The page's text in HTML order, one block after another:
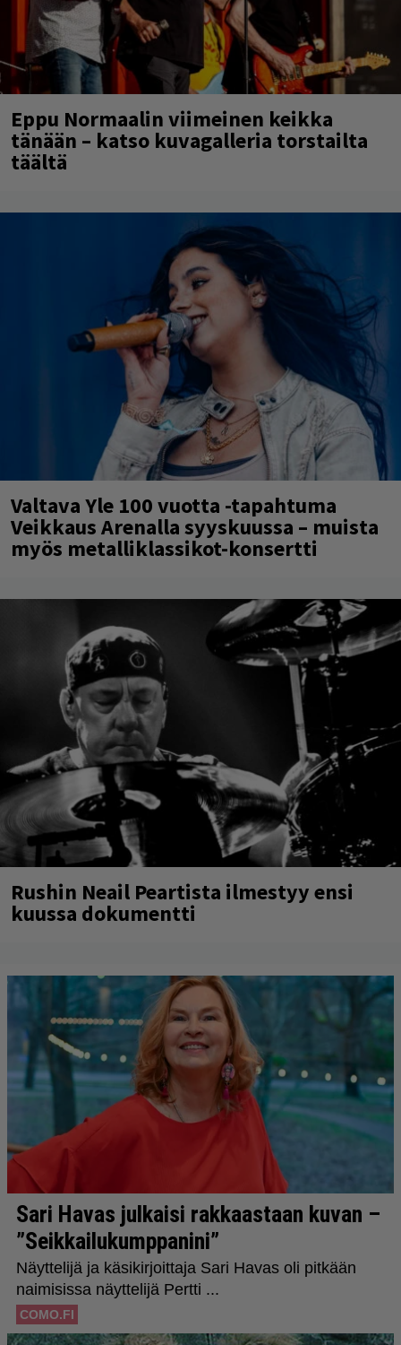
Eppu Normaalin viimeinen keikka
tänään – katso kuvagalleria torstailta
täältä
Valtava Yle 100 vuotta -tapahtuma
Veikkaus Arenalla syyskuussa – muista
myös metalliklassikot-konsertti
Rushin Neail Peartista ilmestyy ensi
kuussa dokumentti